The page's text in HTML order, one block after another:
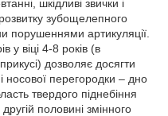
шкідливі звички і
зубощелепного
порушеннями артикуляції.
у віці 4-8 років (в
дозволяє досягти
носової перегородки – дно
твердого піднебіння
половині змінного